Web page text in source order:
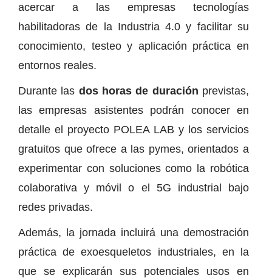
acercar a las empresas tecnologías
habilitadoras de la Industria 4.0 y facilitar su
conocimiento, testeo y aplicación práctica en
entornos reales.
Durante las dos horas de duración previstas,
las empresas asistentes podrán conocer en
detalle el proyecto POLEA LAB y los servicios
gratuitos que ofrece a las pymes, orientados a
experimentar con soluciones como la robótica
colaborativa y móvil o el 5G industrial bajo
redes privadas.
Además, la jornada incluirá una demostración
práctica de exoesqueletos industriales, en la
que se explicarán sus potenciales usos en